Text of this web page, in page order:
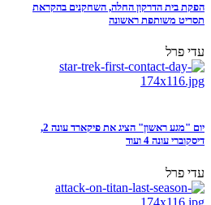
הפקת בית הדרקון החלה, השחקנים בהקראת
תסריט משותפת ראשונה
עדי פרל
יום "מגע ראשון" הציג את פיקארד עונה 2,
דיסקוברי עונה 4 ועוד
עדי פרל